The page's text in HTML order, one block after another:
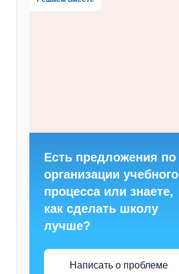
Есть предложения по
организации учебного
процесса или знаете,
как сделать школу
лучше?
Написать о проблеме